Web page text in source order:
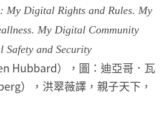
My Digital Rights and Rules. My
My Digital Community
and Security
Hubbard），圖：迪亞哥．瓦
），洪翠薇譯，親子天下，